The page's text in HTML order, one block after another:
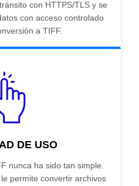
con HTTPS/TLS y se
con acceso controlado
a TIFF.
DE USO
nunca ha sido tan simple.
permite convertir archivos